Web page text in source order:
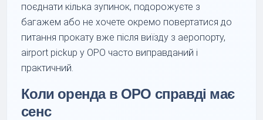
поєднати кілька зупинок, подорожуєте з
багажем або не хочете окремо повертатися до
питання прокату вже після виїзду з аеропорту,
airport pickup у OPO часто виправданий і
практичний.
Коли оренда в OPO справді має
сенс